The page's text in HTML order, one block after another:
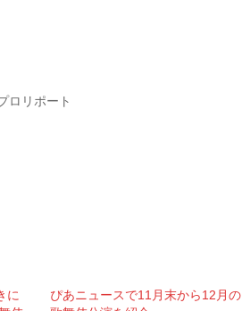
ロリポート
に
ぴあニュースで11月末から12月の